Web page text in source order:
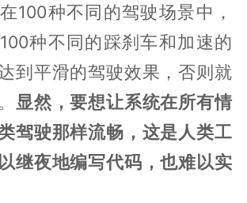
100种不同的驾驶场景中，
种不同的踩刹车和加速的
到平滑的驾驶效果，否则就
显然，要想让系统在所有情
驾驶那样流畅，这是人类工
继夜地编写代码，也难以实